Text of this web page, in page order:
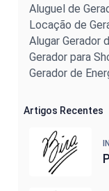
Aluguel de
Locação de
Alugar Gerador
Gerador para
Gerador de
Artigos Recentes